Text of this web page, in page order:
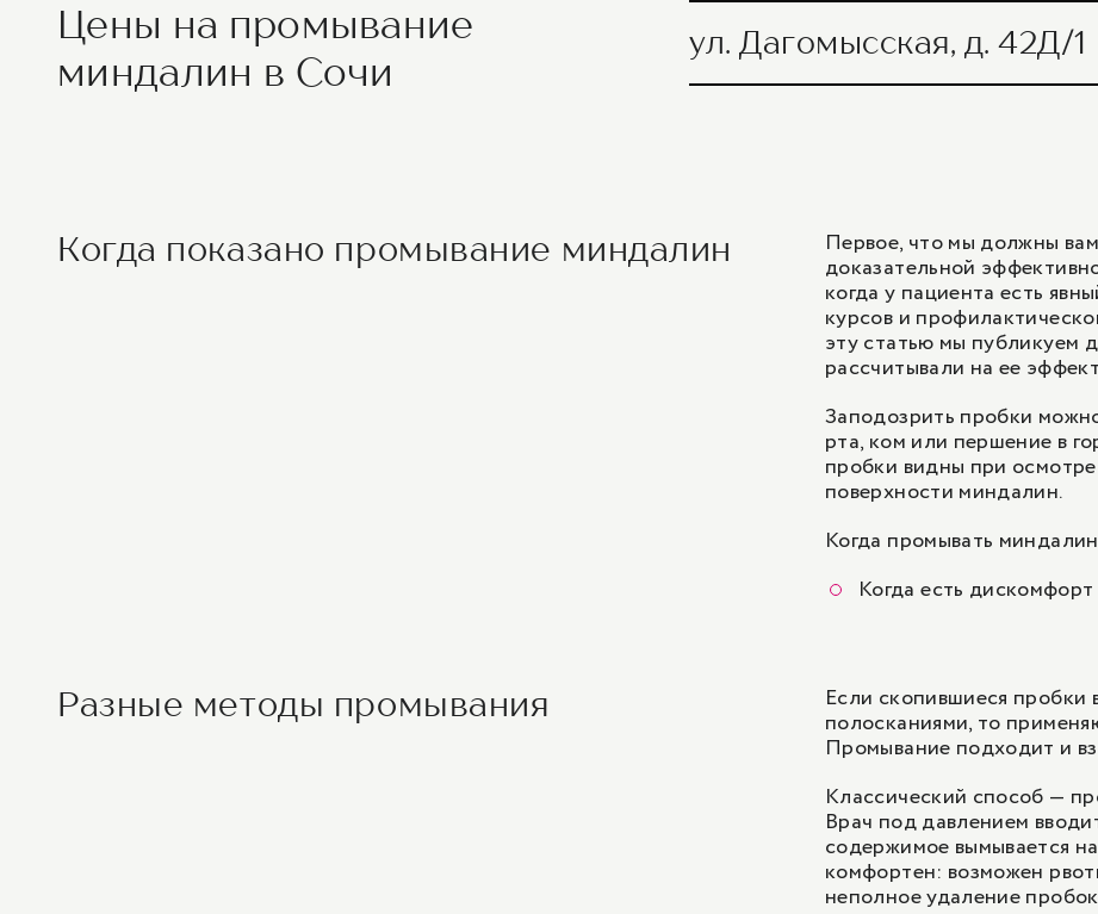
Цены на промывание
миндалин в Сочи
ул. Дагомысская, д. 42Д/1
Когда показано промывание миндалин
Первое, что мы должны
доказательной
когда у пациента есть
курсов и
эту статью мы публикуем
рассчитывали на ее
Заподозрить пробки
рта, ком или першение в
пробки видны при
поверхности миндалин.
Когда промывать
Когда есть
Разные методы промывания
Если скопившиеся пробки
полосканиями, то
Промывание подходит и
Классический способ —
Врач под давлением
содержимое вымывается
комфортен: возможен
неполное удаление